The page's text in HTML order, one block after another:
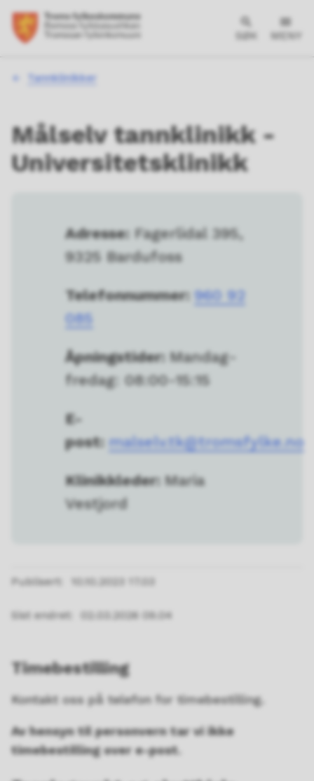
SØK MENY
Du
Tannklinikker
Målselv tannklinikk -
Universitetsklinikk
Adresse: Fagerlidal 395,
9325 Bardufoss
Telefonnummer: 960 92
085
Åpningstider: Mandag-
fredag: 08:00-15:15
E-
post: malselv.tk@tromsfylke.no
Klinikkleder: Maria
Vestjord
Publisert 10.10.2023 17.03
Sist endret 02.03.2026 09.04
Timebestilling
Kontakt oss på telefon for timebestilling.
Av hensyn til personvern tar vi ikke
timebestilling over e-post.